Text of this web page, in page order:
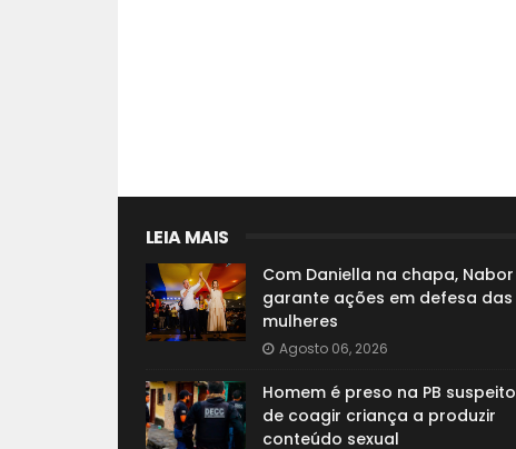
LEIA MAIS
Com Daniella na chapa, Nabor
garante ações em defesa das
mulheres
Agosto 06, 2026
Homem é preso na PB suspeito
de coagir criança a produzir
conteúdo sexual